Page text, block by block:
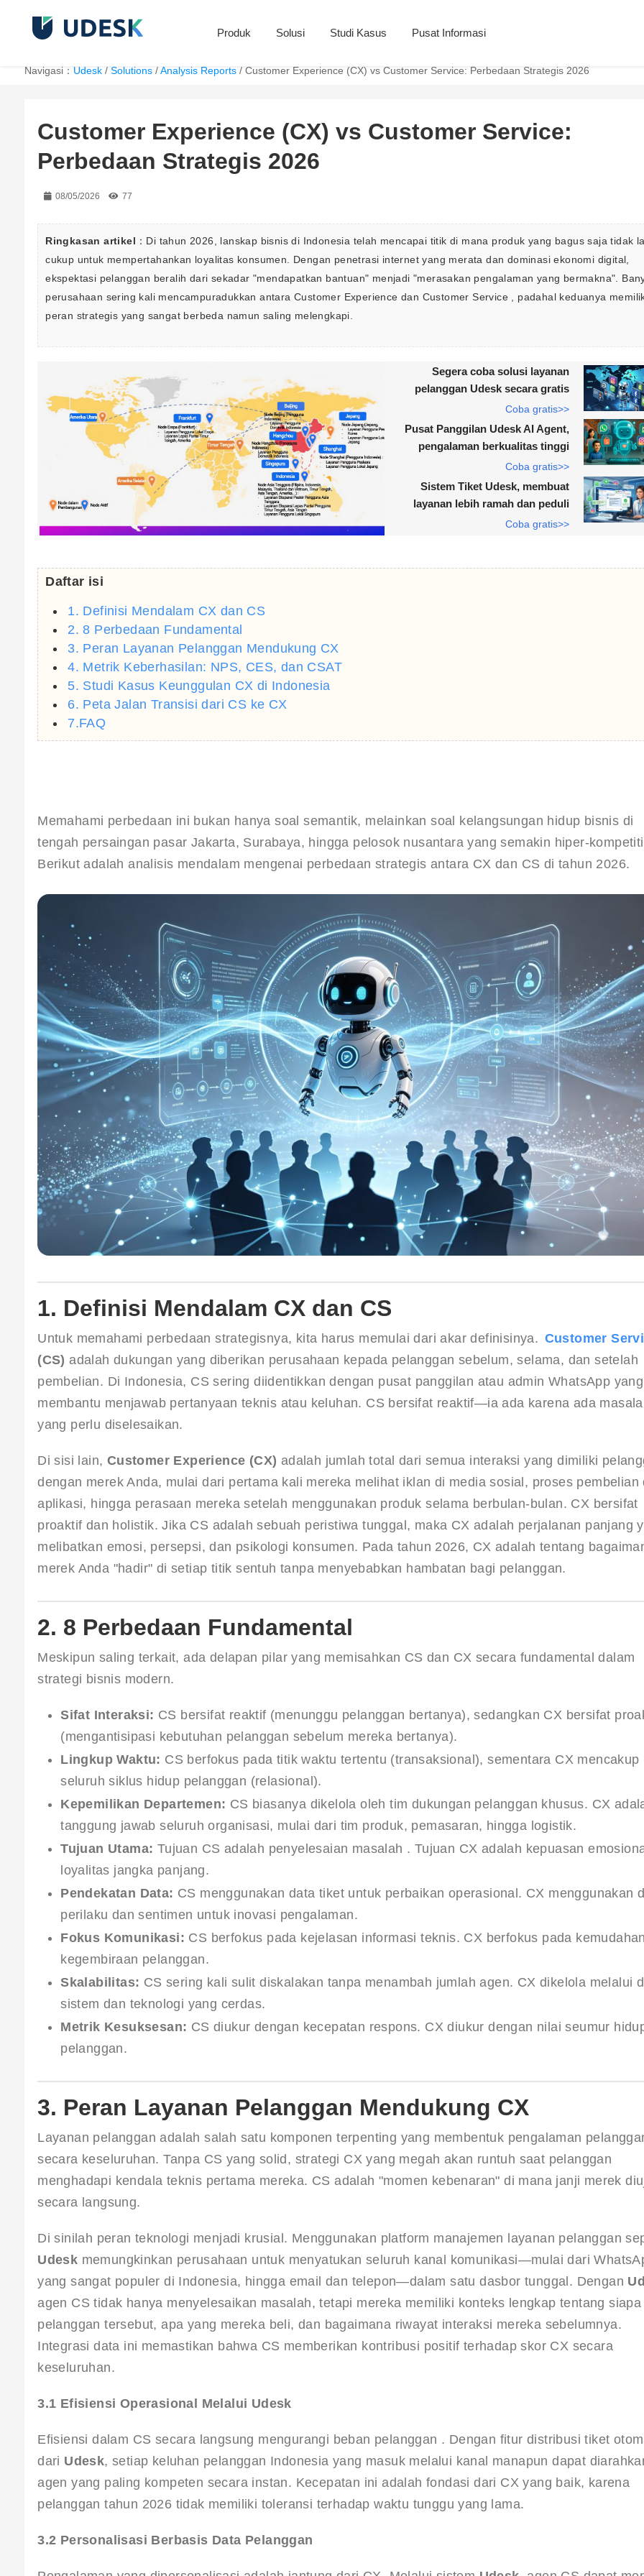
Produk Solusi Studi Kasus Pusat Informasi
Navigasi： Udesk/ Solutions/Analysis Reports/ Customer Experience (CX) vs Customer Service: Perbedaan Strategis 2026
Customer Experience (CX) vs Customer Service:
Perbedaan Strategis 2026
08/05/2026 77
Ringkasan artikel ：Di tahun 2026, lanskap bisnis di Indonesia telah mencapai titik di mana produk yang bagus saja tidak
cukup untuk mempertahankan loyalitas konsumen. Dengan penetrasi internet yang merata dan dominasi ekonomi digital,
ekspektasi pelanggan beralih dari sekadar "mendapatkan bantuan" menjadi "merasakan pengalaman yang bermakna".
perusahaan sering kali mencampuradukkan antara Customer Experience dan Customer Service , padahal keduanya
peran strategis yang sangat berbeda namun saling melengkapi.
Segera coba solusi layanan
pelanggan Udesk secara gratis
Coba gratis>>
Pusat Panggilan Udesk AI Agent,
pengalaman berkualitas tinggi
Coba gratis>>
Sistem Tiket Udesk, membuat
layanan lebih ramah dan peduli
Coba gratis>>
Daftar isi
1. Definisi Mendalam CX dan CS
2. 8 Perbedaan Fundamental
3. Peran Layanan Pelanggan Mendukung CX
4. Metrik Keberhasilan: NPS, CES, dan CSAT
5. Studi Kasus Keunggulan CX di Indonesia
6. Peta Jalan Transisi dari CS ke CX
7.FAQ
Memahami perbedaan ini bukan hanya soal semantik, melainkan soal kelangsungan hidup bisnis di
tengah persaingan pasar Jakarta, Surabaya, hingga pelosok nusantara yang semakin hiper-
Berikut adalah analisis mendalam mengenai perbedaan strategis antara CX dan CS di tahun 2026.
1. Definisi Mendalam CX dan CS
Untuk memahami perbedaan strategisnya, kita harus memulai dari akar definisinya. Customer
(CS) adalah dukungan yang diberikan perusahaan kepada pelanggan sebelum, selama, dan setelah
pembelian. Di Indonesia, CS sering diidentikkan dengan pusat panggilan atau admin WhatsApp
membantu menjawab pertanyaan teknis atau keluhan. CS bersifat reaktif—ia ada karena ada
yang perlu diselesaikan.
Di sisi lain, Customer Experience (CX) adalah jumlah total dari semua interaksi yang dimiliki
dengan merek Anda, mulai dari pertama kali mereka melihat iklan di media sosial, proses
aplikasi, hingga perasaan mereka setelah menggunakan produk selama berbulan-bulan. CX bersifat
proaktif dan holistik. Jika CS adalah sebuah peristiwa tunggal, maka CX adalah perjalanan panjang
melibatkan emosi, persepsi, dan psikologi konsumen. Pada tahun 2026, CX adalah tentang
merek Anda "hadir" di setiap titik sentuh tanpa menyebabkan hambatan bagi pelanggan.
2. 8 Perbedaan Fundamental
Meskipun saling terkait, ada delapan pilar yang memisahkan CS dan CX secara fundamental dalam
strategi bisnis modern.
Sifat Interaksi: CS bersifat reaktif (menunggu pelanggan bertanya), sedangkan CX bersifat
(mengantisipasi kebutuhan pelanggan sebelum mereka bertanya).
Lingkup Waktu: CS berfokus pada titik waktu tertentu (transaksional), sementara CX mencakup
seluruh siklus hidup pelanggan (relasional).
Kepemilikan Departemen: CS biasanya dikelola oleh tim dukungan pelanggan khusus. CX
tanggung jawab seluruh organisasi, mulai dari tim produk, pemasaran, hingga logistik.
Tujuan Utama: Tujuan CS adalah penyelesaian masalah . Tujuan CX adalah kepuasan
loyalitas jangka panjang.
Pendekatan Data: CS menggunakan data tiket untuk perbaikan operasional. CX menggunakan
perilaku dan sentimen untuk inovasi pengalaman.
Fokus Komunikasi: CS berfokus pada kejelasan informasi teknis. CX berfokus pada
kegembiraan pelanggan.
Skalabilitas: CS sering kali sulit diskalakan tanpa menambah jumlah agen. CX dikelola melalui
sistem dan teknologi yang cerdas.
Metrik Kesuksesan: CS diukur dengan kecepatan respons. CX diukur dengan nilai seumur
pelanggan.
3. Peran Layanan Pelanggan Mendukung CX
Layanan pelanggan adalah salah satu komponen terpenting yang membentuk pengalaman
secara keseluruhan. Tanpa CS yang solid, strategi CX yang megah akan runtuh saat pelanggan
menghadapi kendala teknis pertama mereka. CS adalah "momen kebenaran" di mana janji merek
secara langsung.
Di sinilah peran teknologi menjadi krusial. Menggunakan platform manajemen layanan pelanggan
Udesk memungkinkan perusahaan untuk menyatukan seluruh kanal komunikasi—mulai dari
yang sangat populer di Indonesia, hingga email dan telepon—dalam satu dasbor tunggal. Dengan
agen CS tidak hanya menyelesaikan masalah, tetapi mereka memiliki konteks lengkap tentang
pelanggan tersebut, apa yang mereka beli, dan bagaimana riwayat interaksi mereka sebelumnya.
Integrasi data ini memastikan bahwa CS memberikan kontribusi positif terhadap skor CX secara
keseluruhan.
3.1 Efisiensi Operasional Melalui Udesk
Efisiensi dalam CS secara langsung mengurangi beban pelanggan . Dengan fitur distribusi tiket
dari Udesk, setiap keluhan pelanggan Indonesia yang masuk melalui kanal manapun dapat
agen yang paling kompeten secara instan. Kecepatan ini adalah fondasi dari CX yang baik, karena
pelanggan tahun 2026 tidak memiliki toleransi terhadap waktu tunggu yang lama.
3.2 Personalisasi Berbasis Data Pelanggan